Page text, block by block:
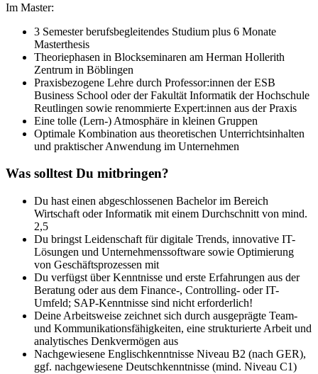
Im Master:
3 Semester berufsbegleitendes Studium plus 6 Monate
Masterthesis
Theoriephasen in Blockseminaren am Herman Hollerith
Zentrum in Böblingen
Praxisbezogene Lehre durch Professor:innen der ESB
Business School oder der Fakultät Informatik der Hochschule
Reutlingen sowie renommierte Expert:innen aus der Praxis
Eine tolle (Lern-) Atmosphäre in kleinen Gruppen
Optimale Kombination aus theoretischen Unterrichtsinhalten
und praktischer Anwendung im Unternehmen
Was solltest Du mitbringen?
Du hast einen abgeschlossenen Bachelor im Bereich
Wirtschaft oder Informatik mit einem Durchschnitt von mind.
2,5
Du bringst Leidenschaft für digitale Trends, innovative IT-
Lösungen und Unternehmenssoftware sowie Optimierung
von Geschäftsprozessen mit
Du verfügst über Kenntnisse und erste Erfahrungen aus der
Beratung oder aus dem Finance-, Controlling- oder IT-
Umfeld; SAP-Kenntnisse sind nicht erforderlich!
Deine Arbeitsweise zeichnet sich durch ausgeprägte Team-
und Kommunikationsfähigkeiten, eine strukturierte Arbeit und
analytisches Denkvermögen aus
Nachgewiesene Englischkenntnisse Niveau B2 (nach GER),
ggf. nachgewiesene Deutschkenntnisse (mind. Niveau C1)